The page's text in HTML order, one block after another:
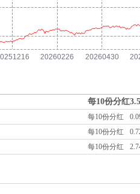
每10份分红
每10份分红
每10份分红
每10份分红